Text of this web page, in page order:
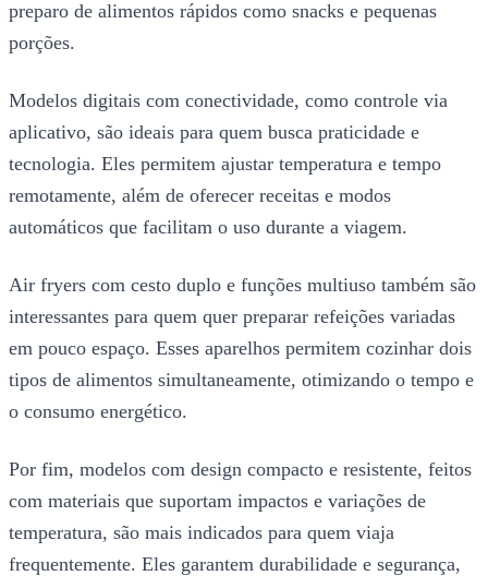
preparo de alimentos rápidos como snacks e pequenas
porções.
Modelos digitais com conectividade, como controle via
aplicativo, são ideais para quem busca praticidade e
tecnologia. Eles permitem ajustar temperatura e tempo
remotamente, além de oferecer receitas e modos
automáticos que facilitam o uso durante a viagem.
Air fryers com cesto duplo e funções multiuso também são
interessantes para quem quer preparar refeições variadas
em pouco espaço. Esses aparelhos permitem cozinhar dois
tipos de alimentos simultaneamente, otimizando o tempo e
o consumo energético.
Por fim, modelos com design compacto e resistente, feitos
com materiais que suportam impactos e variações de
temperatura, são mais indicados para quem viaja
frequentemente. Eles garantem durabilidade e segurança,